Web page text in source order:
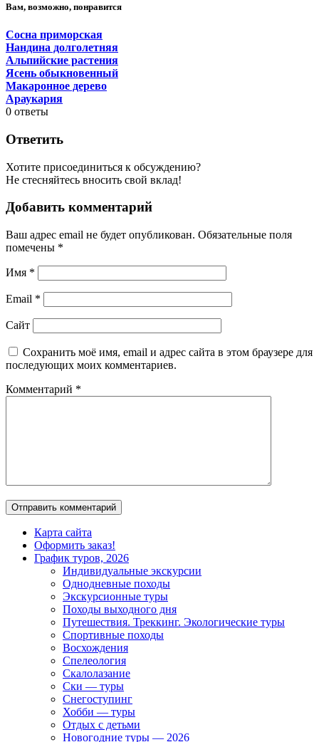
Вам, возможно, понравится
Сосна приморская
Нандина долголетняя
Альпийские растения
Ясень обыкновенный
Макаронное дерево
Араукария
0 ответы
Ответить
Хотите присоединиться к обсуждению?
Не стесняйтесь вносить свой вклад!
Добавить комментарий
Ваш адрес email не будет опубликован. Обязательные поля
помечены *
Имя *
Email *
Сайт
Сохранить моё имя, email и адрес сайта в этом браузере для
последующих моих комментариев.
Комментарий *
Карта сайта
Оформить заказ!
График туров, 2026
Индивидуальные экскурсии
Однодневные походы
Экскурсионные туры
Походы выходного дня
Путешествия. Треккинг. Экологические туры
Спортивные походы
Восхождения
Спелеология
Скалолазание
Ски — туры
Снегоступинг
Хобби — туры
Отдых с детьми
Новогодние туры — 2026